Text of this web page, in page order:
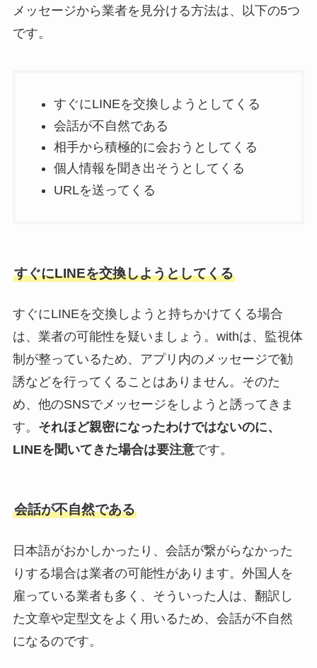
メッセージから業者を見分ける方法は、以下の5つ
です。
すぐにLINEを交換しようとしてくる
会話が不自然である
相手から積極的に会おうとしてくる
個人情報を聞き出そうとしてくる
URLを送ってくる
すぐにLINEを交換しようとしてくる
すぐにLINEを交換しようと持ちかけてくる場合
は、業者の可能性を疑いましょう。withは、監視体
制が整っているため、アプリ内のメッセージで勧
誘などを行ってくることはありません。そのた
め、他のSNSでメッセージをしようと誘ってきま
す。 それほど親密になったわけではないのに、
LINEを聞いてきた場合は要注意です。
会話が不自然である
日本語がおかしかったり、会話が繋がらなかった
りする場合は業者の可能性があります。外国人を
雇っている業者も多く、そういった人は、翻訳し
た文章や定型文をよく用いるため、会話が不自然
になるのです。